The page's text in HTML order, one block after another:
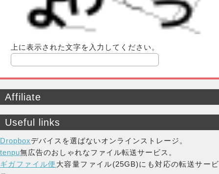
上に表示された文字を入力してください。
Affiliate
Useful links
Dropboxデバイスを選ばないオンラインストレージ。
tenpu無広告のおしゃれなファイル転送サービス。
ギガファイル便 大容量ファイル(25GB)にも対応の転送サービ